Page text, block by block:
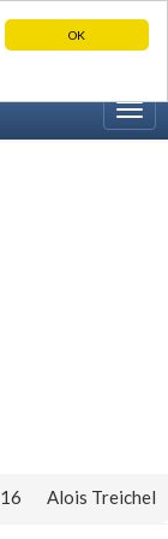
OK
Alois Treichel